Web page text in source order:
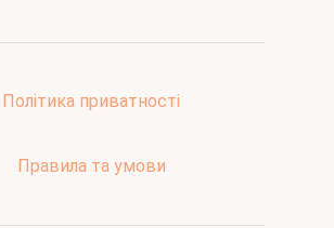
Політика приватності
Правила та умови